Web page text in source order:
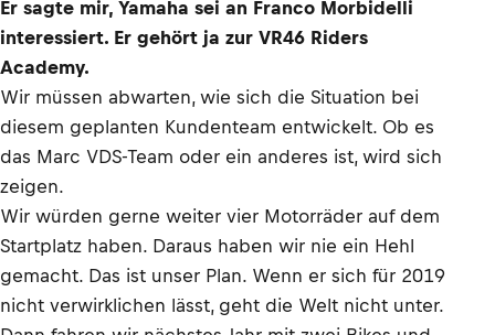
Er sagte mir, Yamaha sei an Franco Morbidelli
interessiert. Er gehört ja zur VR46 Riders
Academy.
Wir müssen abwarten, wie sich die Situation bei
diesem geplanten Kundenteam entwickelt. Ob es
das Marc VDS-Team oder ein anderes ist, wird sich
zeigen.
Wir würden gerne weiter vier Motorräder auf dem
Startplatz haben. Daraus haben wir nie ein Hehl
gemacht. Das ist unser Plan. Wenn er sich für 2019
nicht verwirklichen lässt, geht die Welt nicht unter.